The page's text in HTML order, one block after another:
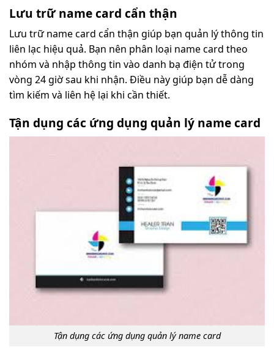
Lưu trữ name card cẩn thận
Lưu trữ name card cẩn thận giúp bạn quản lý thông tin
liên lạc hiệu quả. Bạn nên phân loại name card theo
nhóm và nhập thông tin vào danh bạ điện tử trong
vòng 24 giờ sau khi nhận. Điều này giúp bạn dễ dàng
tìm kiếm và liên hệ lại khi cần thiết.
Tận dụng các ứng dụng quản lý name card
Tận dụng các ứng dụng quản lý name card